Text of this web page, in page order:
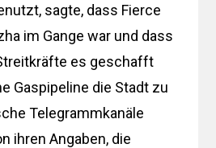
sagte, dass Fierce
im Gange war und dass
es geschafft
Gaspipeline die Stadt zu
Telegrammkanäle
ihren Angaben, die